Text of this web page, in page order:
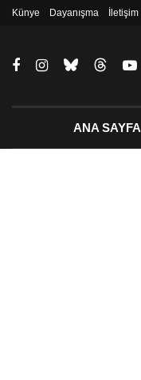
Künye Dayanışma İletişim
ANA SAYFA